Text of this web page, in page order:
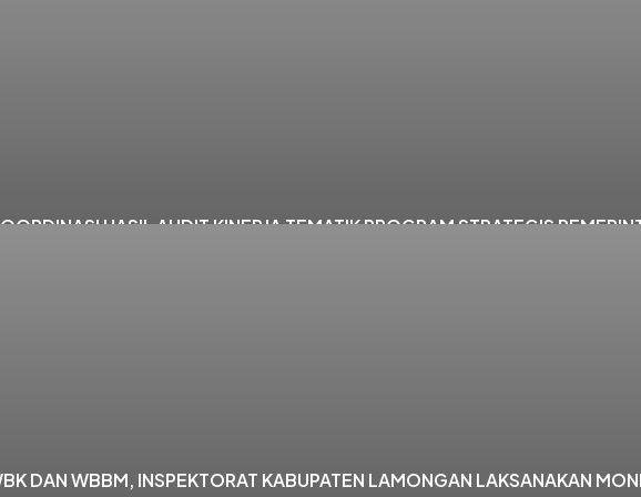
HASIL AUDIT KINERJA TEMATIK PROGRAM STRATEGIS
DAN WBBM, INSPEKTORAT KABUPATEN LAMONGAN LAKSANAKAN